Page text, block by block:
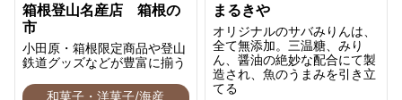
箱根登山名産店 箱根の
市
小田原・箱根限定商品や登山
鉄道グッズなどが豊富に揃う
和菓子・洋菓子/海産
まるきや
オリジナルのサバみりんは、
全て無添加。三温糖、みり
ん、醤油の絶妙な配合にて製
造され、魚のうまみを引き立
てる